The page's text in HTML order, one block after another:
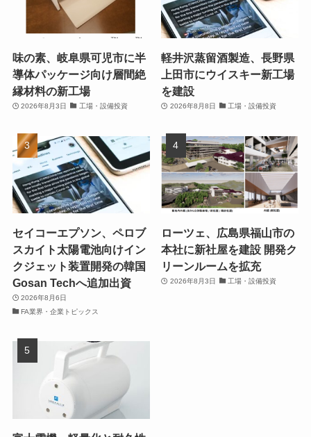
味の素、岐阜県可児市に半
導体パッケージ向け層間絶
縁材料の新工場
2026年8月3日 工場・設備投資
軽井沢蒸留酒製造、長野県
上田市にウイスキー新工場
を建設
2026年8月8日 工場・設備投資
セイコーエプソン、ペロブ
スカイト太陽電池向けイン
クジェット装置開発の韓国
Gosan Techへ追加出資
2026年8月6日
FA業界・企業トピックス
ローツェ、広島県福山市の
本社に新社屋を建設 開発ク
リーンルームを拡充
2026年8月3日 工場・設備投資